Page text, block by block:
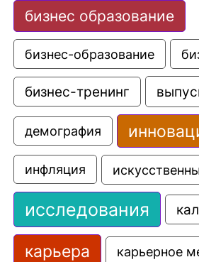
бизнес образование
бизнес-образование
бизнес-тренинг
демография
инфляция
исследования
карьера карьерное